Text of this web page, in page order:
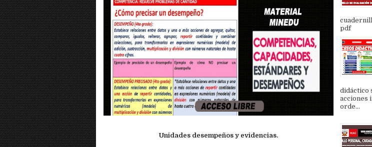
Unidades desempeños y evidencias.
pdf
didáctico
acciones
orde...